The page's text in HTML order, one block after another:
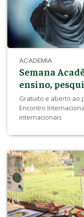
ACADEMIA
Semana
ensino,
Gratuito e aberto ao
Encontro
internacionais